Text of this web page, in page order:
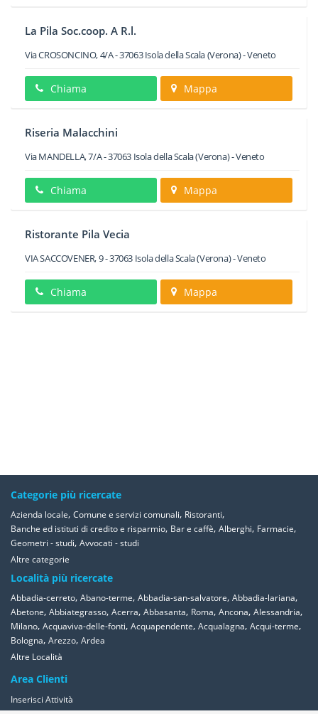
La Pila Soc.coop. A R.l.
Via CROSONCINO, 4/A-37063 Isola della Scala(Verona) -Veneto
Chiama Mappa
Riseria Malacchini
Via MANDELLA, 7/A-37063 Isola della Scala(Verona) -Veneto
Chiama Mappa
Ristorante Pila Vecia
VIA SACCOVENER, 9-37063 Isola della Scala(Verona) -Veneto
Chiama Mappa
Categorie più ricercate
Azienda locale, Comune e servizi comunali, Ristoranti,
Banche ed istituti di credito e risparmio, Bar e caffè, Alberghi, Farmacie,
Geometri - studi, Avvocati - studi
Altre categorie
Località più ricercate
Abbadia-cerreto, Abano-terme, Abbadia-san-salvatore, Abbadia-lariana,
Abetone, Abbiategrasso, Acerra, Abbasanta, Roma, Ancona, Alessandria,
Milano, Acquaviva-delle-fonti, Acquapendente, Acqualagna, Acqui-terme,
Bologna, Arezzo, Ardea
Altre Località
Area Clienti
Inserisci Attività